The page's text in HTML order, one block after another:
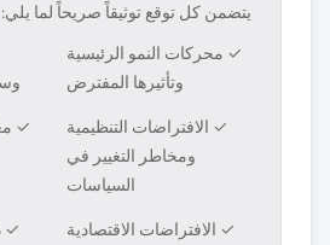
يتضمن كل توقع توثيقاً صريحاً لما يلي:
✓ محركات النمو الرئيسية
وتأثيرها المفترض
✓ الافتراضات التنظيمية
ومخاطر التغيير في
السياسات
✓
✓ الافتراضات الاقتصادية
✓